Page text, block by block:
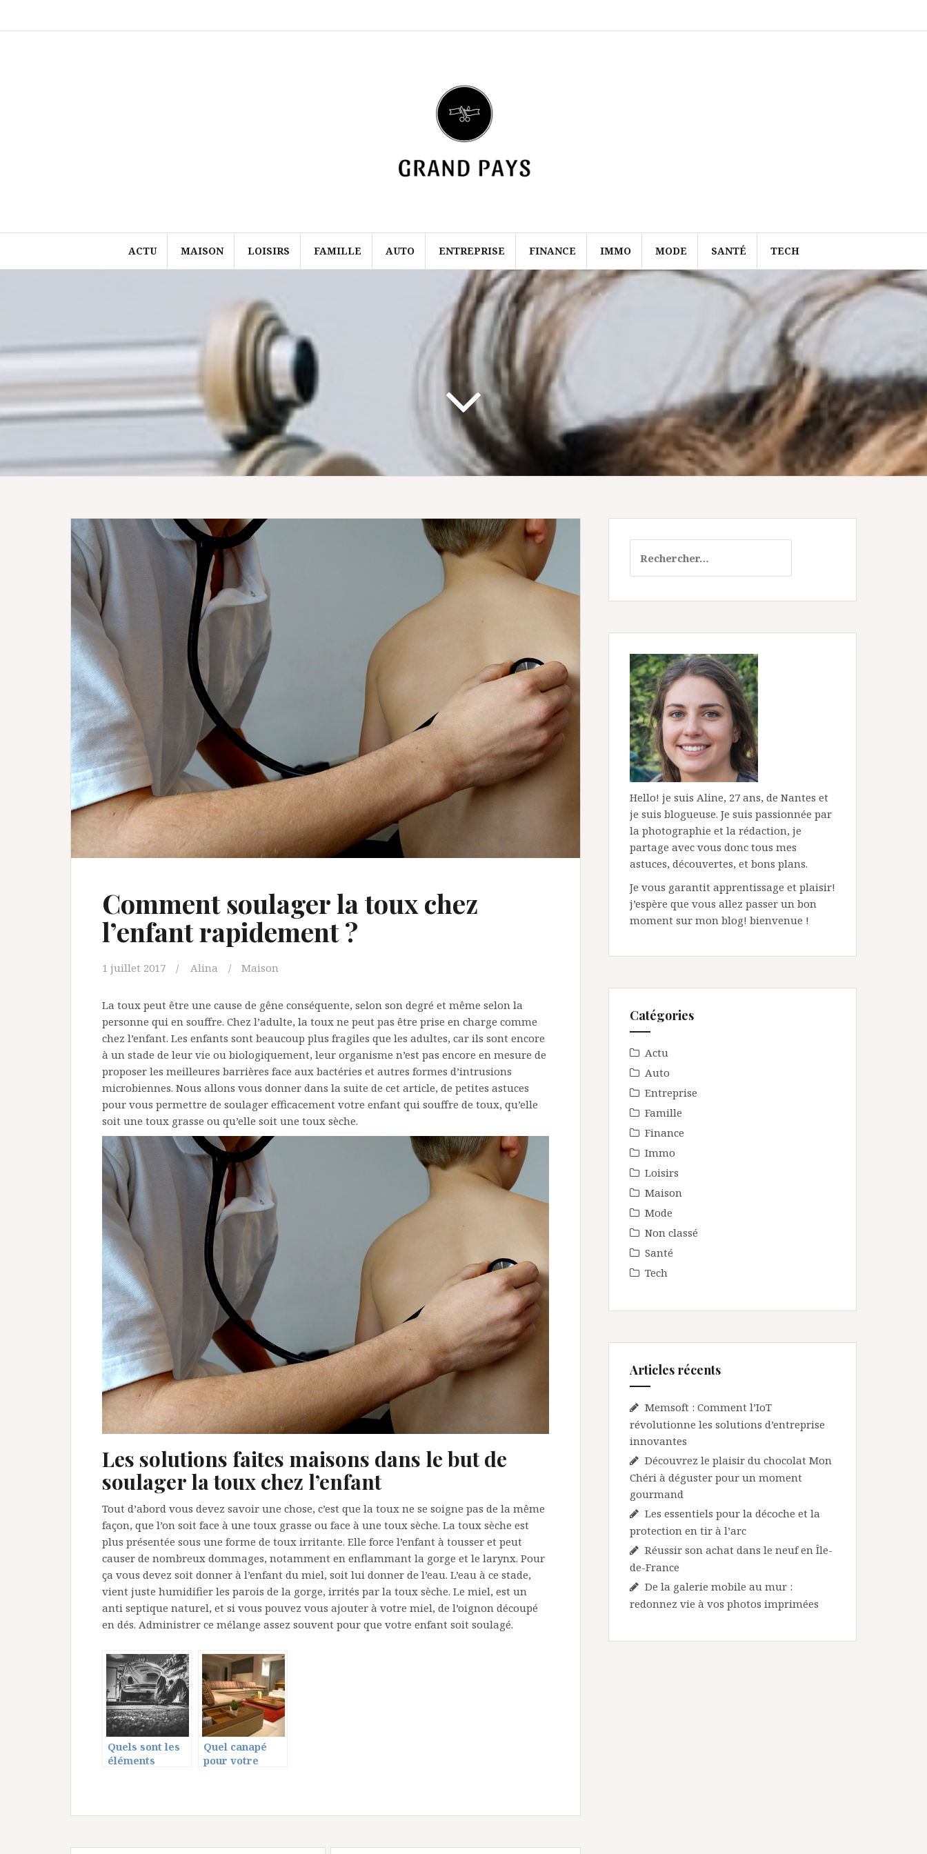
légales
ACTU MAISON LOISIRS FAMILLE AUTO ENTREPRISE FINANCE IMMO MODE SANTÉ TECH
Comment soulager la toux chez
l’enfant rapidement ?
1 juillet 2017 Alina Maison
La toux peut être une cause de gêne conséquente, selon son degré et même selon la
personne qui en souffre. Chez l’adulte, la toux ne peut pas être prise en charge comme
chez l’enfant. Les enfants sont beaucoup plus fragiles que les adultes, car ils sont encore
à un stade de leur vie ou biologiquement, leur organisme n’est pas encore en mesure de
proposer les meilleures barrières face aux bactéries et autres formes d’intrusions
microbiennes. Nous allons vous donner dans la suite de cet article, de petites astuces
pour vous permettre de soulager efficacement votre enfant qui souffre de toux, qu’elle
soit une toux grasse ou qu’elle soit une toux sèche.
Les solutions faites maisons dans le but de
soulager la toux chez l’enfant
Tout d’abord vous devez savoir une chose, c’est que la toux ne se soigne pas de la même
façon, que l’on soit face à une toux grasse ou face à une toux sèche. La toux sèche est
plus présentée sous une forme de toux irritante. Elle force l’enfant à tousser et peut
causer de nombreux dommages, notamment en enflammant la gorge et le larynx. Pour
ça vous devez soit donner à l’enfant du miel, soit lui donner de l’eau. L’eau à ce stade,
vient juste humidifier les parois de la gorge, irrités par la toux sèche. Le miel, est un
anti septique naturel, et si vous pouvez vous ajouter à votre miel, de l’oignon découpé
en dés. Administrer ce mélange assez souvent pour que votre enfant soit soulagé.
Quels sont les
éléments
Quel canapé
pour votre
Hello! je suis Aline, 27 ans, de Nantes et
je suis blogueuse. Je suis passionnée par
la photographie et la rédaction, je
partage avec vous donc tous mes
astuces, découvertes, et bons plans.
Je vous garantit apprentissage et plaisir!
j’espère que vous allez passer un bon
moment sur mon blog! bienvenue !
Catégories
Actu
Auto
Entreprise
Famille
Finance
Immo
Loisirs
Maison
Mode
Non classé
Santé
Tech
Articles récents
Memsoft : Comment l’IoT
révolutionne les solutions d’entreprise
innovantes
Découvrez le plaisir du chocolat Mon
Chéri à déguster pour un moment
gourmand
Les essentiels pour la décoche et la
protection en tir à l’arc
Réussir son achat dans le neuf en Île-
de-France
De la galerie mobile au mur :
redonnez vie à vos photos imprimées